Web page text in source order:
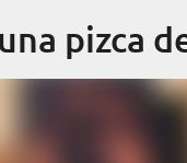
pizca